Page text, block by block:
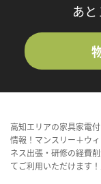
あと
高知エリアの家具家電
情報！マンスリー＋ウ
ネス出張・研修の経費
てご利用いただけます